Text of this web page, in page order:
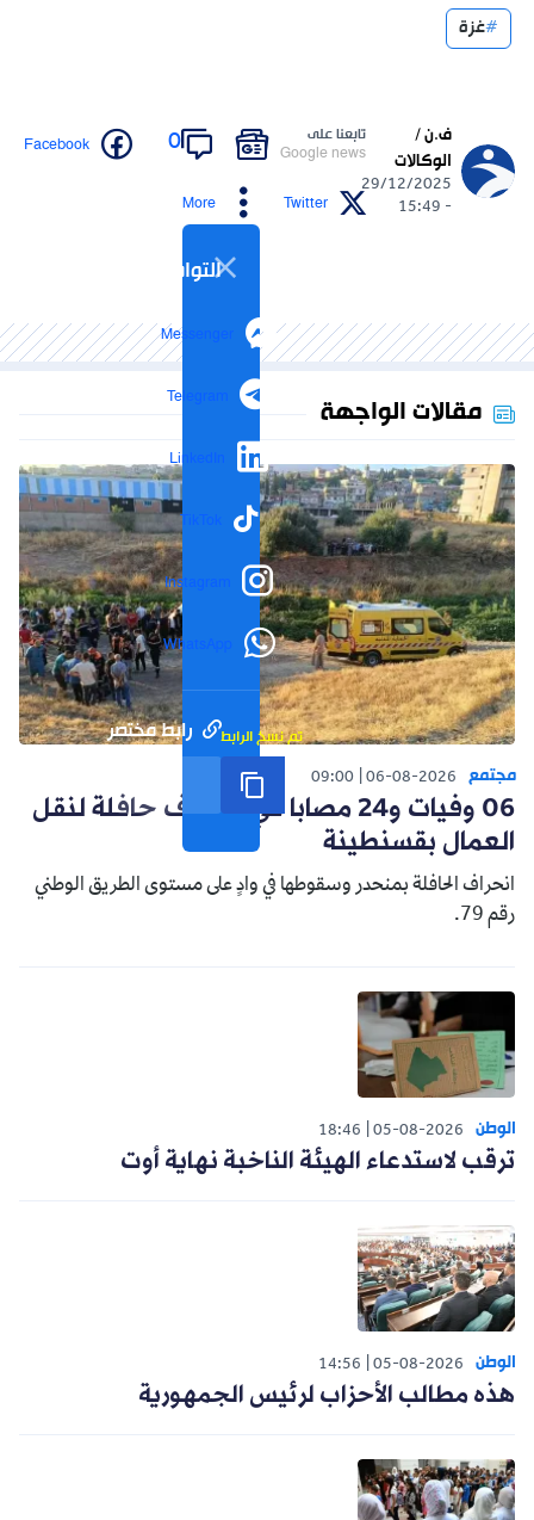
غزة
ف.ن /
الوكالات
29/12/2025
- 15:49
تابعنا على
Google news
0
Facebook
Twitter
More
التواصل الاجتماعي
Messenger
Telegram
LinkedIn
TikTok
Instagram
WhatsApp
رابط مختصر تم نسخ الرابط
مقالات الواجهة
مجتمع 06-08-2026
09:00
06 وفيات و24 مصابا في انحراف حافلة لنقل
العمال بقسنطينة
انحراف الحافلة بمنحدر وسقوطها في وادٍ على مستوى الطريق الوطني
رقم 79.
الوطن 05-08-2026
18:46
ترقب لاستدعاء الهيئة الناخبة نهاية أوت
الوطن 05-08-2026
14:56
هذه مطالب الأحزاب لرئيس الجمهورية